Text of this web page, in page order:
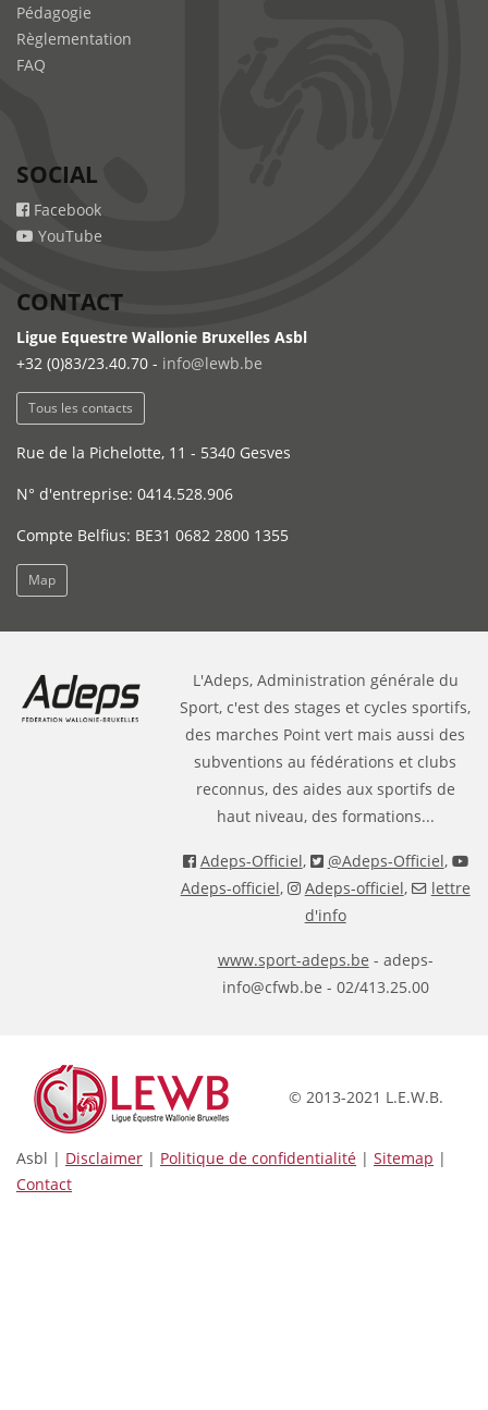
Pédagogie
Règlementation
FAQ
SOCIAL
Facebook
YouTube
CONTACT
Ligue Equestre Wallonie Bruxelles Asbl
+32 (0)83/23.40.70 - info@lewb.be
Tous les contacts
Rue de la Pichelotte, 11 - 5340 Gesves
N° d'entreprise: 0414.528.906
Compte Belfius: BE31 0682 2800 1355
Map
L'Adeps, Administration générale du
Sport, c'est des stages et cycles sportifs,
des marches Point vert mais aussi des
subventions au fédérations et clubs
reconnus, des aides aux sportifs de
haut niveau, des formations...
Adeps-Officiel, @Adeps-Officiel,
Adeps-officiel, Adeps-officiel,
lettre
d'info
www.sport-adeps.be - adeps-
info@cfwb.be - 02/413.25.00
© 2013-2021 L.E.W.B.
Asbl | Disclaimer | Politique de confidentialité | Sitemap |
Contact